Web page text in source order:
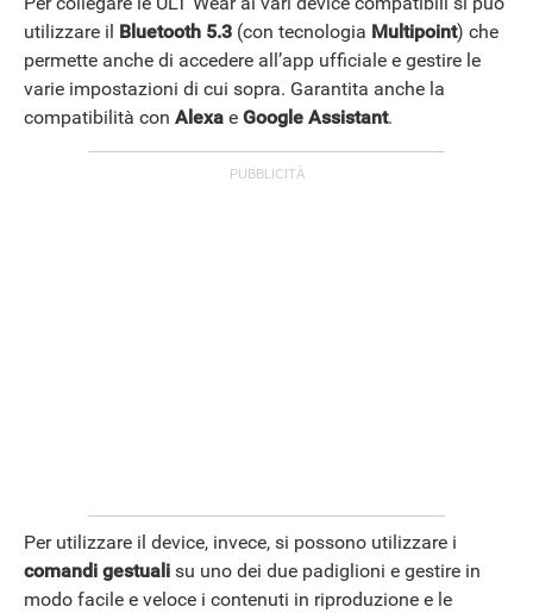
utilizzare il Bluetooth 5.3 (con tecnologia Multipoint) che
permette anche di accedere all’app ufficiale e gestire le
varie impostazioni di cui sopra. Garantita anche la
compatibilità con Alexa e Google Assistant.
Per utilizzare il device, invece, si possono utilizzare i
comandi gestuali su uno dei due padiglioni e gestire in
modo facile e veloce i contenuti in riproduzione e le